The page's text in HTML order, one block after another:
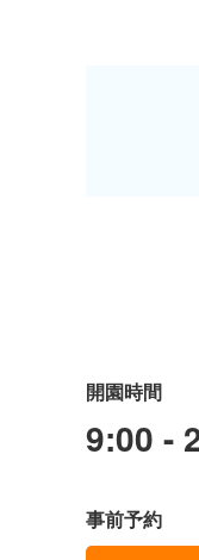
開園時間
9:00 -
事前予約